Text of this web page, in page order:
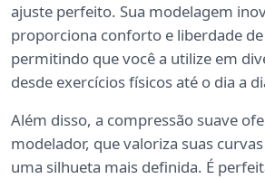
ajuste perfeito. Sua modelagem
proporciona conforto e liberdade
permitindo que você a utilize em
desde exercícios físicos até o dia a
Além disso, a compressão suave
modelador, que valoriza suas
uma silhueta mais definida. É